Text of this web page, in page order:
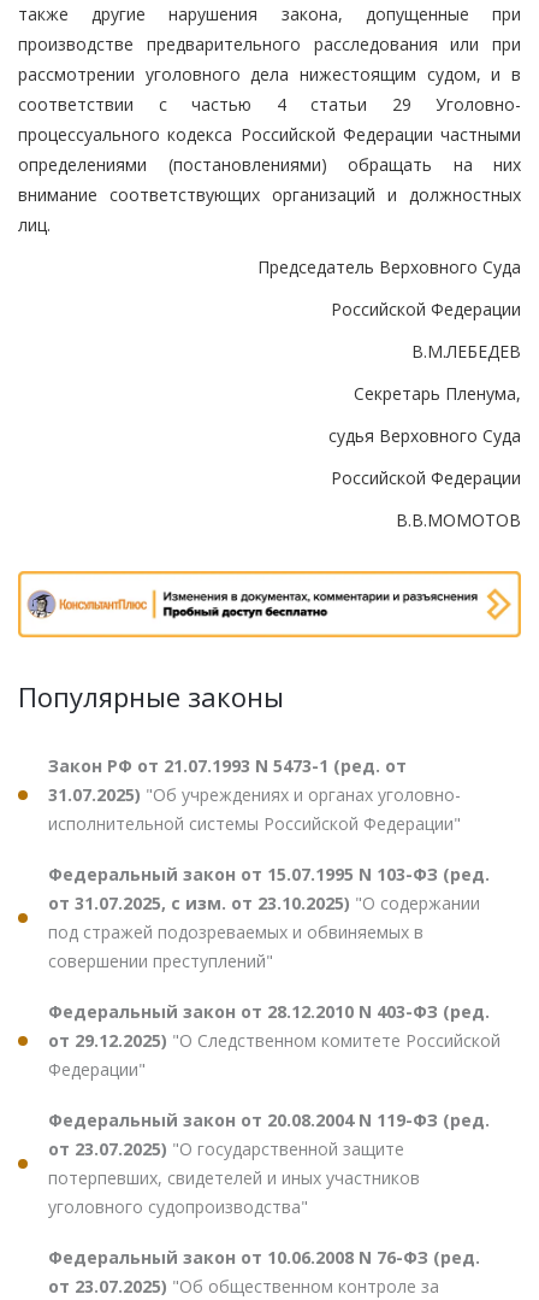
также другие нарушения закона, допущенные при
производстве предварительного расследования или при
рассмотрении уголовного дела нижестоящим судом, и в
соответствии с частью 4 статьи 29 Уголовно-
процессуального кодекса Российской Федерации частными
определениями (постановлениями) обращать на них
внимание соответствующих организаций и должностных
лиц.
Председатель Верховного Суда
Российской Федерации
В.М.ЛЕБЕДЕВ
Секретарь Пленума,
судья Верховного Суда
Российской Федерации
В.В.МОМОТОВ
Популярные законы
Закон РФ от 21.07.1993 N 5473-1 (ред. от
31.07.2025) "Об учреждениях и органах уголовно-
исполнительной системы Российской Федерации"
Федеральный закон от 15.07.1995 N 103-ФЗ (ред.
от 31.07.2025, с изм. от 23.10.2025) "О содержании
под стражей подозреваемых и обвиняемых в
совершении преступлений"
Федеральный закон от 28.12.2010 N 403-ФЗ (ред.
от 29.12.2025) "О Следственном комитете Российской
Федерации"
Федеральный закон от 20.08.2004 N 119-ФЗ (ред.
от 23.07.2025) "О государственной защите
потерпевших, свидетелей и иных участников
уголовного судопроизводства"
Федеральный закон от 10.06.2008 N 76-ФЗ (ред.
от 23.07.2025) "Об общественном контроле за